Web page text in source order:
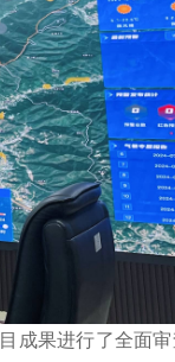
果进行了全面审